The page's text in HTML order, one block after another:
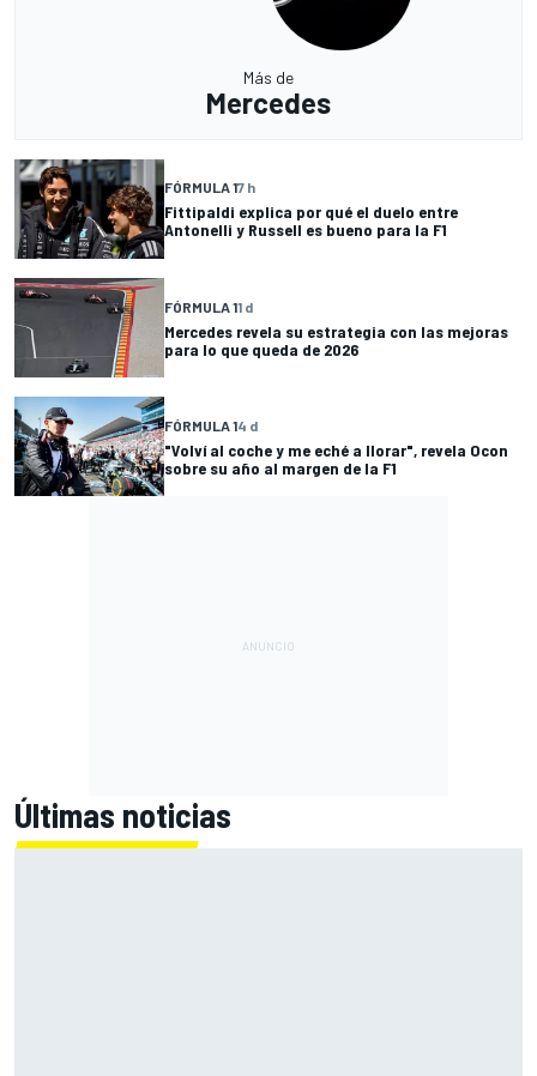
Más de
Mercedes
FÓRMULA 17 h
Fittipaldi explica por qué el duelo entre
Antonelli y Russell es bueno para la F1
FÓRMULA 11 d
Mercedes revela su estrategia con las mejoras
para lo que queda de 2026
FÓRMULA 14 d
"Volví al coche y me eché a llorar", revela Ocon
sobre su año al margen de la F1
Últimas noticias